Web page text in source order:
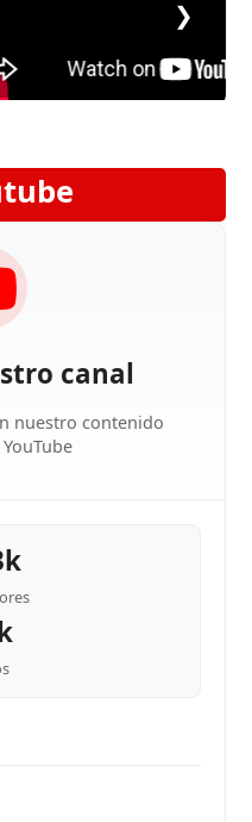
❯
canal
nuestro contenido